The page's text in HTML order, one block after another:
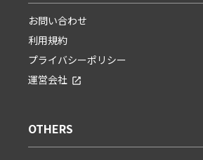
お問い合わせ
利用規約
プライバシーポリシー
運営会社
OTHERS